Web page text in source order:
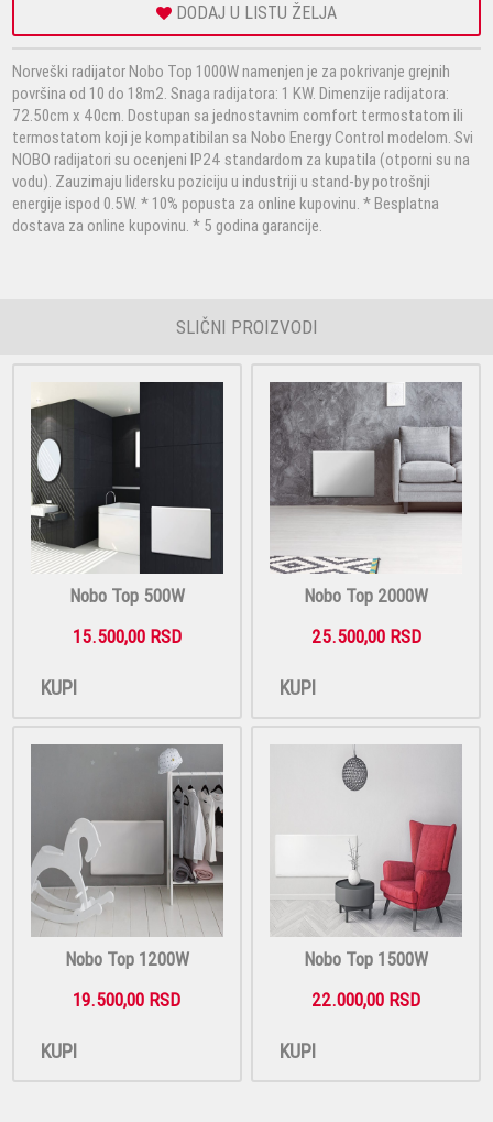
DODAJ U LISTU ŽELJA
Norveški radijator Nobo Top 1000W namenjen je za pokrivanje grejnih
površina od 10 do 18m2. Snaga radijatora: 1 KW. Dimenzije radijatora:
72.50cm x 40cm. Dostupan sa jednostavnim comfort termostatom ili
termostatom koji je kompatibilan sa Nobo Energy Control modelom. Svi
NOBO radijatori su ocenjeni IP24 standardom za kupatila (otporni su na
vodu). Zauzimaju lidersku poziciju u industriji u stand-by potrošnji
energije ispod 0.5W. * 10% popusta za online kupovinu. * Besplatna
dostava za online kupovinu. * 5 godina garancije.
SLIČNI PROIZVODI
Nobo Top 500W
15.500,00 RSD
KUPI
Nobo Top 2000W
25.500,00 RSD
KUPI
Nobo Top 1200W
19.500,00 RSD
KUPI
Nobo Top 1500W
22.000,00 RSD
KUPI